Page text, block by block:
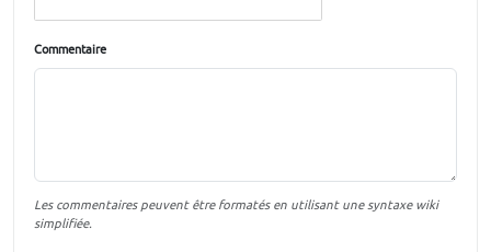
Commentaire
Les commentaires peuvent être formatés en utilisant une syntaxe wiki
simplifiée.